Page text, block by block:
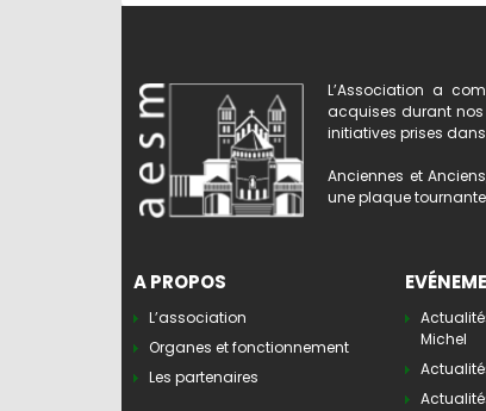
L’Association a
acquises durant nos
initiatives prises
Anciennes et
une plaque
A PROPOS
L’association
Organes et fonctionnement
Les partenaires
Michel